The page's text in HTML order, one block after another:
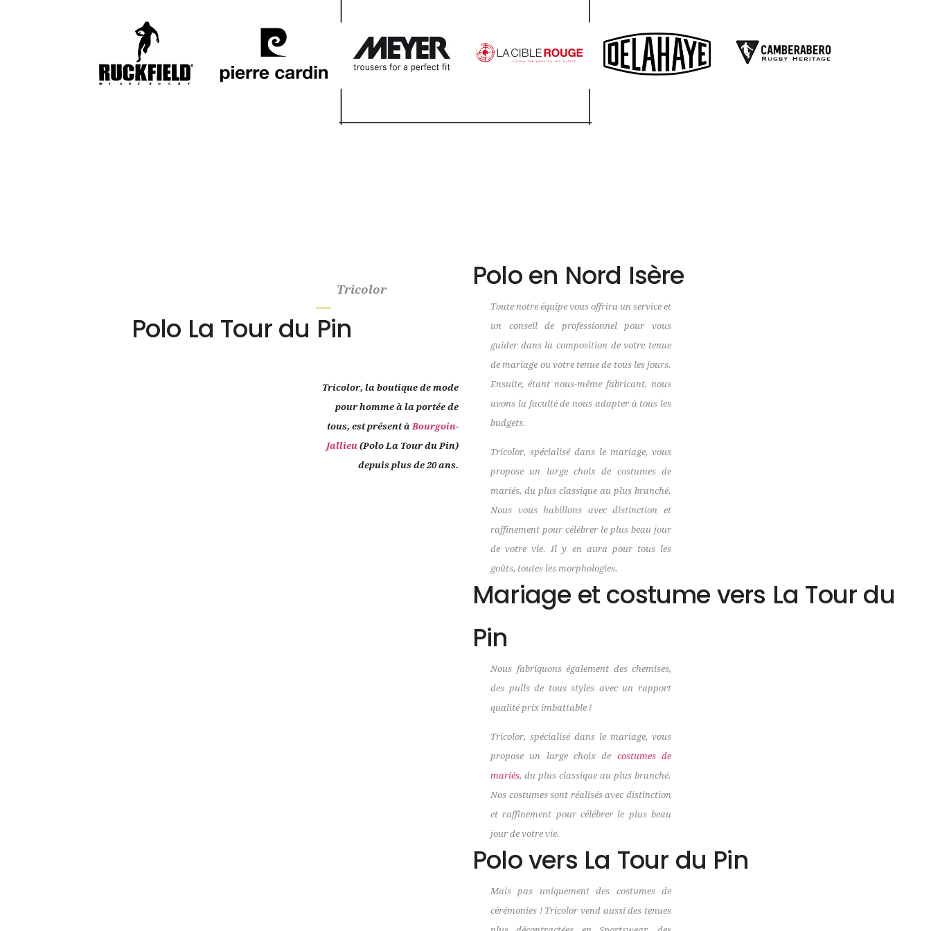
Polo en Nord Isère
Toute notre équipe vous offrira un service et
un conseil de professionnel pour vous
guider dans la composition de votre tenue
de mariage ou votre tenue de tous les jours.
Ensuite, étant nous-même fabricant, nous
avons la faculté de nous adapter à tous les
budgets.
Tricolor, spécialisé dans le mariage, vous
propose un large choix de costumes de
mariés, du plus classique au plus branché.
Nous vous habillons avec distinction et
raffinement pour célébrer le plus beau jour
de votre vie. Il y en aura pour tous les
goûts, toutes les morphologies.
Mariage et costume vers La Tour du
Pin
Nous fabriquons également des chemises,
des pulls de tous styles avec un rapport
qualité prix imbattable !
Tricolor, spécialisé dans le mariage, vous
propose un large choix de costumes de
mariés, du plus classique au plus branché.
Nos costumes sont réalisés avec distinction
et raffinement pour célébrer le plus beau
jour de votre vie.
Polo vers La Tour du Pin
Mais pas uniquement des costumes de
cérémonies ! Tricolor vend aussi des tenues
Tricolor
Polo La Tour du Pin
Tricolor, la boutique de mode
pour homme à la portée de
tous, est présent àBourgoin-
Jallieu (Polo La Tour du Pin)
depuis plus de 20 ans.